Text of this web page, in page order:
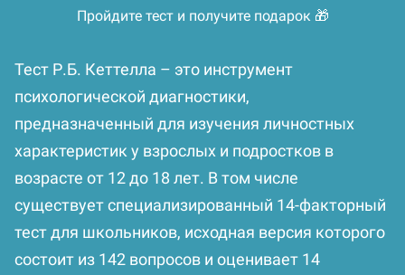
Пройдите тест и получите подарок 🎁
Тест Р.Б. Кеттелла – это инструмент
психологической диагностики,
предназначенный для изучения личностных
характеристик у взрослых и подростков в
возрасте от 12 до 18 лет. В том числе
существует специализированный 14-факторный
тест для школьников, исходная версия которого
состоит из 142 вопросов и оценивает 14